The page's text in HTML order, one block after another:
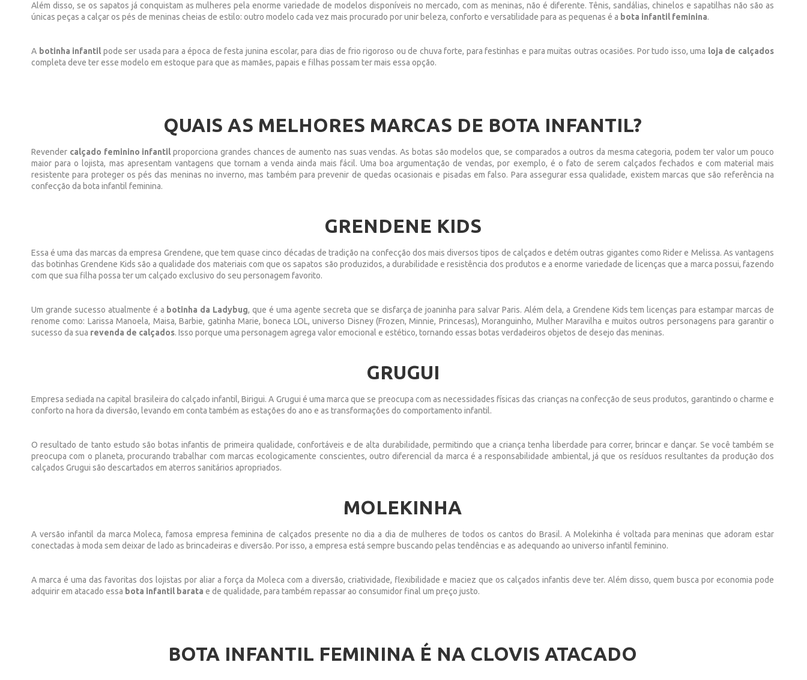
Além disso, se os sapatos já conquistam as mulheres pela enorme variedade de modelos disponíveis no mercado, com as meninas, não é diferente. Tênis, sandálias, chinelos e sapatilhas não são as
únicas peças a calçar os pés de meninas cheias de estilo: outro modelo cada vez mais procurado por unir beleza, conforto e versatilidade para as pequenas é a bota infantil feminina.
A botinha infantil pode ser usada para a época de festa junina escolar, para dias de frio rigoroso ou de chuva forte, para festinhas e para muitas outras ocasiões. Por tudo isso, uma loja de calçados
completa deve ter esse modelo em estoque para que as mamães, papais e filhas possam ter mais essa opção.
QUAIS AS MELHORES MARCAS DE BOTA INFANTIL?
Revender calçado feminino infantil proporciona grandes chances de aumento nas suas vendas. As botas são modelos que, se comparados a outros da mesma categoria, podem ter valor um pouco
maior para o lojista, mas apresentam vantagens que tornam a venda ainda mais fácil. Uma boa argumentação de vendas, por exemplo, é o fato de serem calçados fechados e com material mais
resistente para proteger os pés das meninas no inverno, mas também para prevenir de quedas ocasionais e pisadas em falso. Para assegurar essa qualidade, existem marcas que são referência na
confecção da bota infantil feminina.
GRENDENE KIDS
Essa é uma das marcas da empresa Grendene, que tem quase cinco décadas de tradição na confecção dos mais diversos tipos de calçados e detém outras gigantes como Rider e Melissa. As vantagens
das botinhas Grendene Kids são a qualidade dos materiais com que os sapatos são produzidos, a durabilidade e resistência dos produtos e a enorme variedade de licenças que a marca possui, fazendo
com que sua filha possa ter um calçado exclusivo do seu personagem favorito.
Um grande sucesso atualmente é a botinha da Ladybug, que é uma agente secreta que se disfarça de joaninha para salvar Paris. Além dela, a Grendene Kids tem licenças para estampar marcas de
renome como: Larissa Manoela, Maisa, Barbie, gatinha Marie, boneca LOL, universo Disney (Frozen, Minnie, Princesas), Moranguinho, Mulher Maravilha e muitos outros personagens para garantir o
sucesso da sua revenda de calçados. Isso porque uma personagem agrega valor emocional e estético, tornando essas botas verdadeiros objetos de desejo das meninas.
GRUGUI
Empresa sediada na capital brasileira do calçado infantil, Birigui. A Grugui é uma marca que se preocupa com as necessidades físicas das crianças na confecção de seus produtos, garantindo o charme e
conforto na hora da diversão, levando em conta também as estações do ano e as transformações do comportamento infantil.
O resultado de tanto estudo são botas infantis de primeira qualidade, confortáveis e de alta durabilidade, permitindo que a criança tenha liberdade para correr, brincar e dançar. Se você também se
preocupa com o planeta, procurando trabalhar com marcas ecologicamente conscientes, outro diferencial da marca é a responsabilidade ambiental, já que os resíduos resultantes da produção dos
calçados Grugui são descartados em aterros sanitários apropriados.
MOLEKINHA
A versão infantil da marca Moleca, famosa empresa feminina de calçados presente no dia a dia de mulheres de todos os cantos do Brasil. A Molekinha é voltada para meninas que adoram estar
conectadas à moda sem deixar de lado as brincadeiras e diversão. Por isso, a empresa está sempre buscando pelas tendências e as adequando ao universo infantil feminino.
A marca é uma das favoritas dos lojistas por aliar a força da Moleca com a diversão, criatividade, flexibilidade e maciez que os calçados infantis deve ter. Além disso, quem busca por economia pode
adquirir em atacado essa bota infantil barata e de qualidade, para também repassar ao consumidor final um preço justo.
BOTA INFANTIL FEMININA É NA CLOVIS ATACADO